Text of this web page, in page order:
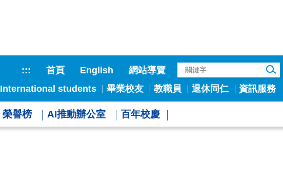
::: 首頁 English
網站導覽
International students 畢業校友 教職員 退休同仁 資訊服務
榮譽榜 AI推動辦公室 百年校慶